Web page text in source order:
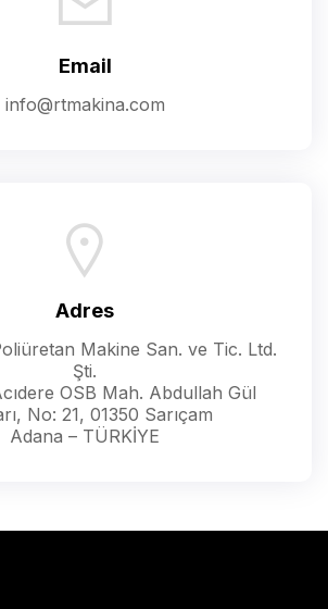
Email
info@rtmakina.com
Adres
Makine San. ve Tic. Ltd.
Şti.
OSB Mah. Abdullah Gül
No: 21, 01350 Sarıçam
Adana – TÜRKİYE